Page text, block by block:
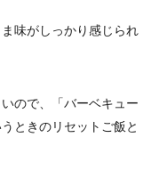
味がしっかり感じられ
ので、「バーベキュー
ときのリセットご飯と